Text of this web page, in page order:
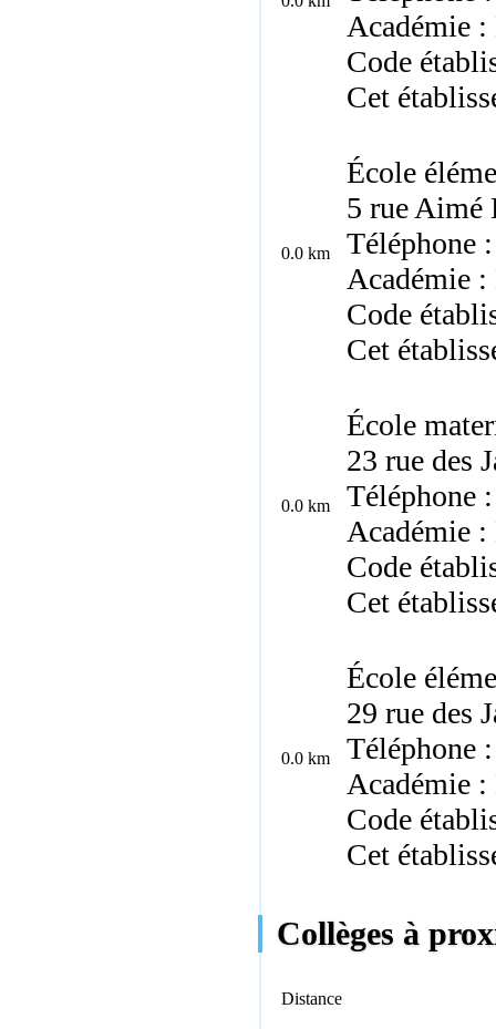
Académie
Code
Cet
0.0 km
École
5 rue Aimé
Téléphone
Académie
Code
Cet
0.0 km
École
23 rue des
Téléphone
Académie
Code
Cet
0.0 km
École
29 rue des
Téléphone
Académie
Code
Cet
Collèges à
Distance